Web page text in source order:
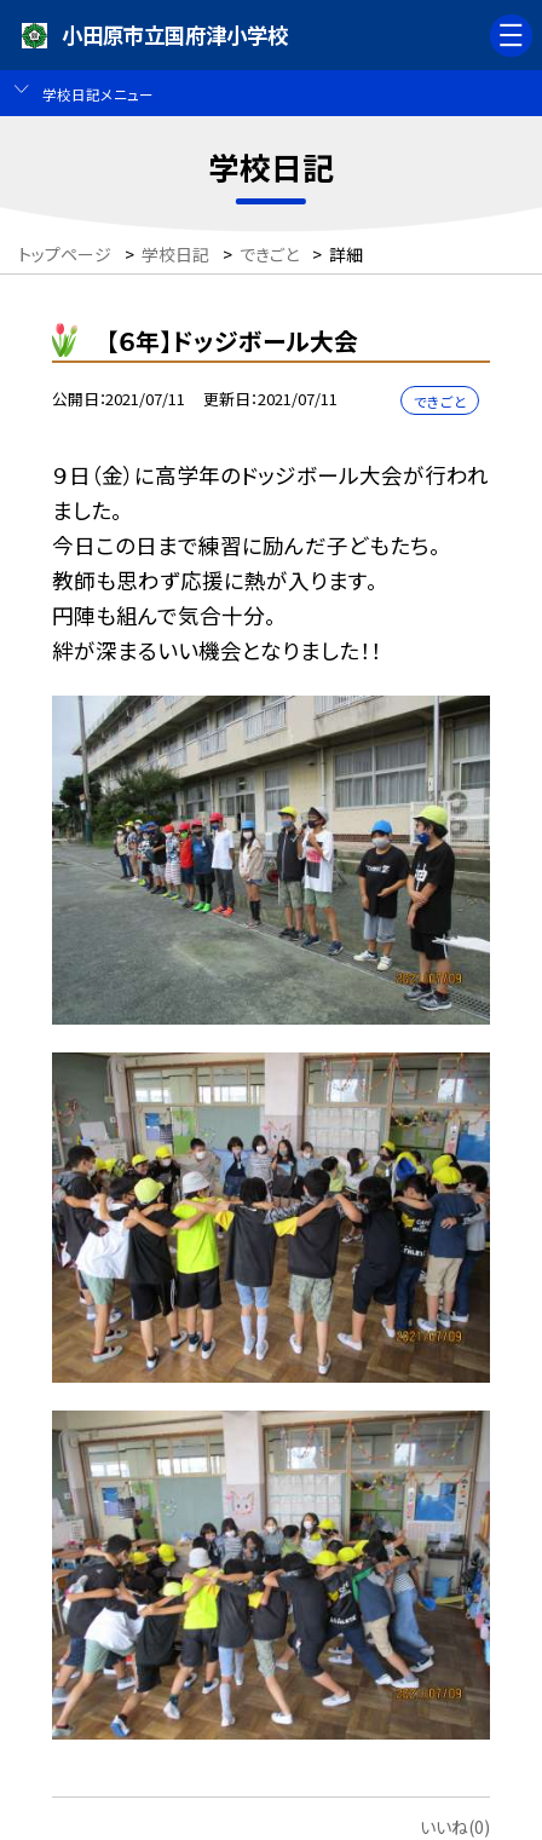
小田原市立国府津小学校
学校日記メニュー
学校日記
トップページ > 学校日記 > できごと > 詳細
【６年】ドッジボール大会
公開日 2021/07/11 更新日 2021/07/11 できごと
９日（金）に高学年のドッジボール大会が行われ
ました。
今日この日まで練習に励んだ子どもたち。
教師も思わず応援に熱が入ります。
円陣も組んで気合十分。
絆が深まるいい機会となりました！！
いいね(0)